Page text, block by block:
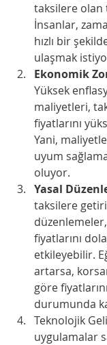
taksilere olan
İnsanlar,
hızlı bir
ulaşmak
Ekonomik
Yüksek
maliyetleri,
fiyatlarını
Yani,
uyum
oluyor.
Yasal
taksilere
fiyatlarını
etkileyebilir.
artarsa,
göre
durumunda
Teknolojik
uygulamalar